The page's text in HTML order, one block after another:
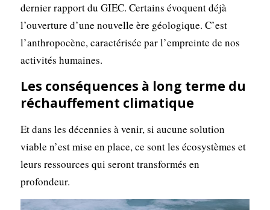
dernier rapport du GIEC. Certains évoquent déjà
l’ouverture d’une nouvelle ère géologique. C’est
l’anthropocène, caractérisée par l’empreinte de nos
activités humaines.
Les conséquences à long terme du
réchauffement climatique
Et dans les décennies à venir, si aucune solution
viable n’est mise en place, ce sont les écosystèmes et
leurs ressources qui seront transformés en
profondeur.